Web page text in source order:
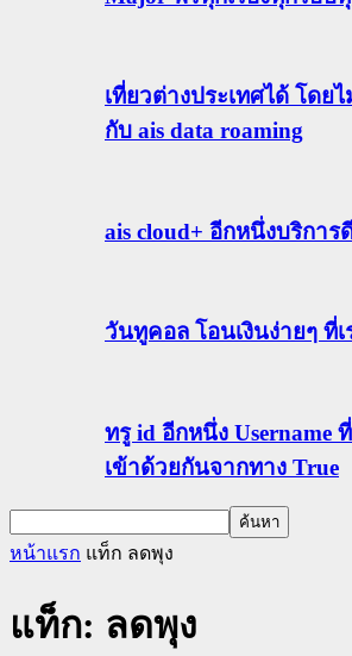
เที่ยวต่างประเทศได้ โดย
กับ ais data roaming
ais cloud+ อีกหนึ่งบริการ
วันทูคอล โอนเงินง่ายๆ ที่
ทรู id อีกหนึ่ง Username
เข้าด้วยกันจากทาง True
หน้าแรก แท็ก ลดพุง
แท็ก: ลดพุง